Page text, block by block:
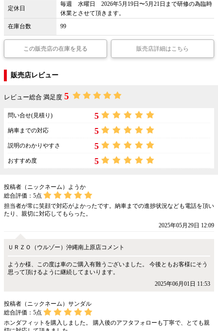
定休日
毎週 水曜日 2026年5月19日〜5月21日まで研修の為臨時
休業とさせて頂きます。
在庫台数
99
この販売店の在庫を見る 販売店詳細はこちら
販売店レビュー
レビュー総合 満足度 5
問い合せ(見積り) 5
納車までの対応 5
説明のわかりやすさ 5
おすすめ度 5
投稿者（ニックネーム）ようか
総合評価： 5点
担当者が常に笑顔で対応がよかったです。納車までの進捗状況なども電話を頂い
たり、親切に対応してもらった。
2025年05月29日 12:09
ＵＲＺＯ（ウルゾー）沖縄南上原店コメント
ようか様、この度は車のご購入有難うございました。 今後ともお客様にそう
思って頂けるように継続してまいります。
2025年06月01日 11:53
投稿者（ニックネーム）サンダル
総合評価： 5点
ホンダフィットを購入しました。 購入後のアフタフォローも丁寧で、とても親